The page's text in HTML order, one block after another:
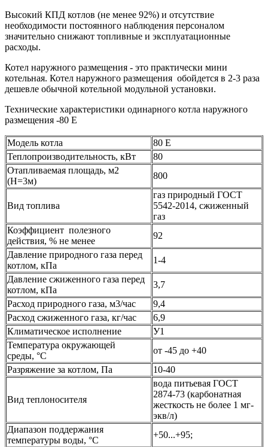
Высокий КПД котлов (не менее 92%) и отсутствие
необходимости постоянного наблюдения персоналом
значительно снижают топливные и эксплуатационные
расходы.
Котел наружного размещения - это практически мини
котельная. Котел наружного размещения обойдется в 2-3 раза
дешевле обычной котельной модульной установки.
Технические характеристики одинарного котла наружного
размещения -80 Е
Модель котла
80 E
Теплопроизводительность, кВт
80
Отапливаемая площадь, м2
(Н=3м)
800
Вид топлива
газ природный ГОСТ
5542-2014, сжиженный
газ
Коэффициент полезного
действия, % не менее
92
Давление природного газа перед
котлом, кПа
1-4
Давление сжиженного газа перед
котлом, кПа
3,7
Расход природного газа, м3/час
9,4
Расход сжиженного газа, кг/час
6,9
Климатическое исполнение
У1
Температура окружающей
среды, °C
от -45 до +40
Разряжение за котлом, Па
10-40
Вид теплоносителя
вода питьевая ГОСТ
2874-73 (карбонатная
жесткость не более 1 мг-
экв/л)
Диапазон поддержания
температуры воды, °C
+50...+95;